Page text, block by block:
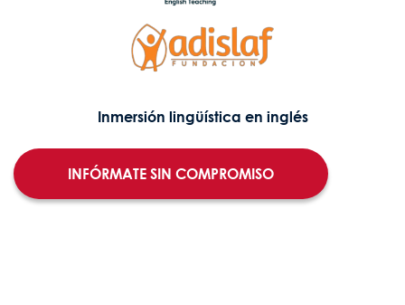
INFÓRMATE SIN COMPROMISO
Inmersión lingüística en inglés